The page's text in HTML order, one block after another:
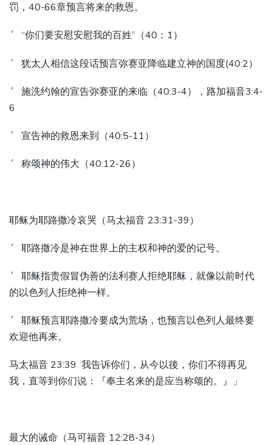
罚，40-66章预言将来的救恩。
´ “你们要安慰安慰我的百姓”（40：1）
´ 犹太人相信这段话预言弥赛亚降临建立神的国度(40:2）
´ 施洗约翰的宣告弥赛亚的来临（40:3-4），路加福音3:4-
6
´ 宣告神的救恩来到（40:5-11）
´ 称颂神的伟大（40:12-26）
耶稣为耶路撒冷哀哭（马太福音 23:31-39）
´ 耶路撒冷是神在世界上的主权和神的爱的记号。
´ 耶稣指责假冒伪善的法利赛人拒绝耶稣，就像以前时代
的以色列人拒绝神一样。
´ 耶稣预言耶路撒冷要成为荒场，也预言以色列人最终要
欢迎他再来。
马太福音 23:39 我告诉你们，从今以後，你们不得再见
我，直等到你们说：『奉主名来的是应当称颂的。』」
最大的诫命（马可福音 12:28-34）